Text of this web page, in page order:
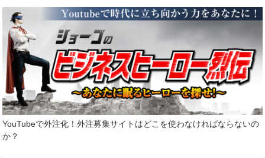
YouTubeで外注化！外注募集サイトはどこを使わなければならないの
か？